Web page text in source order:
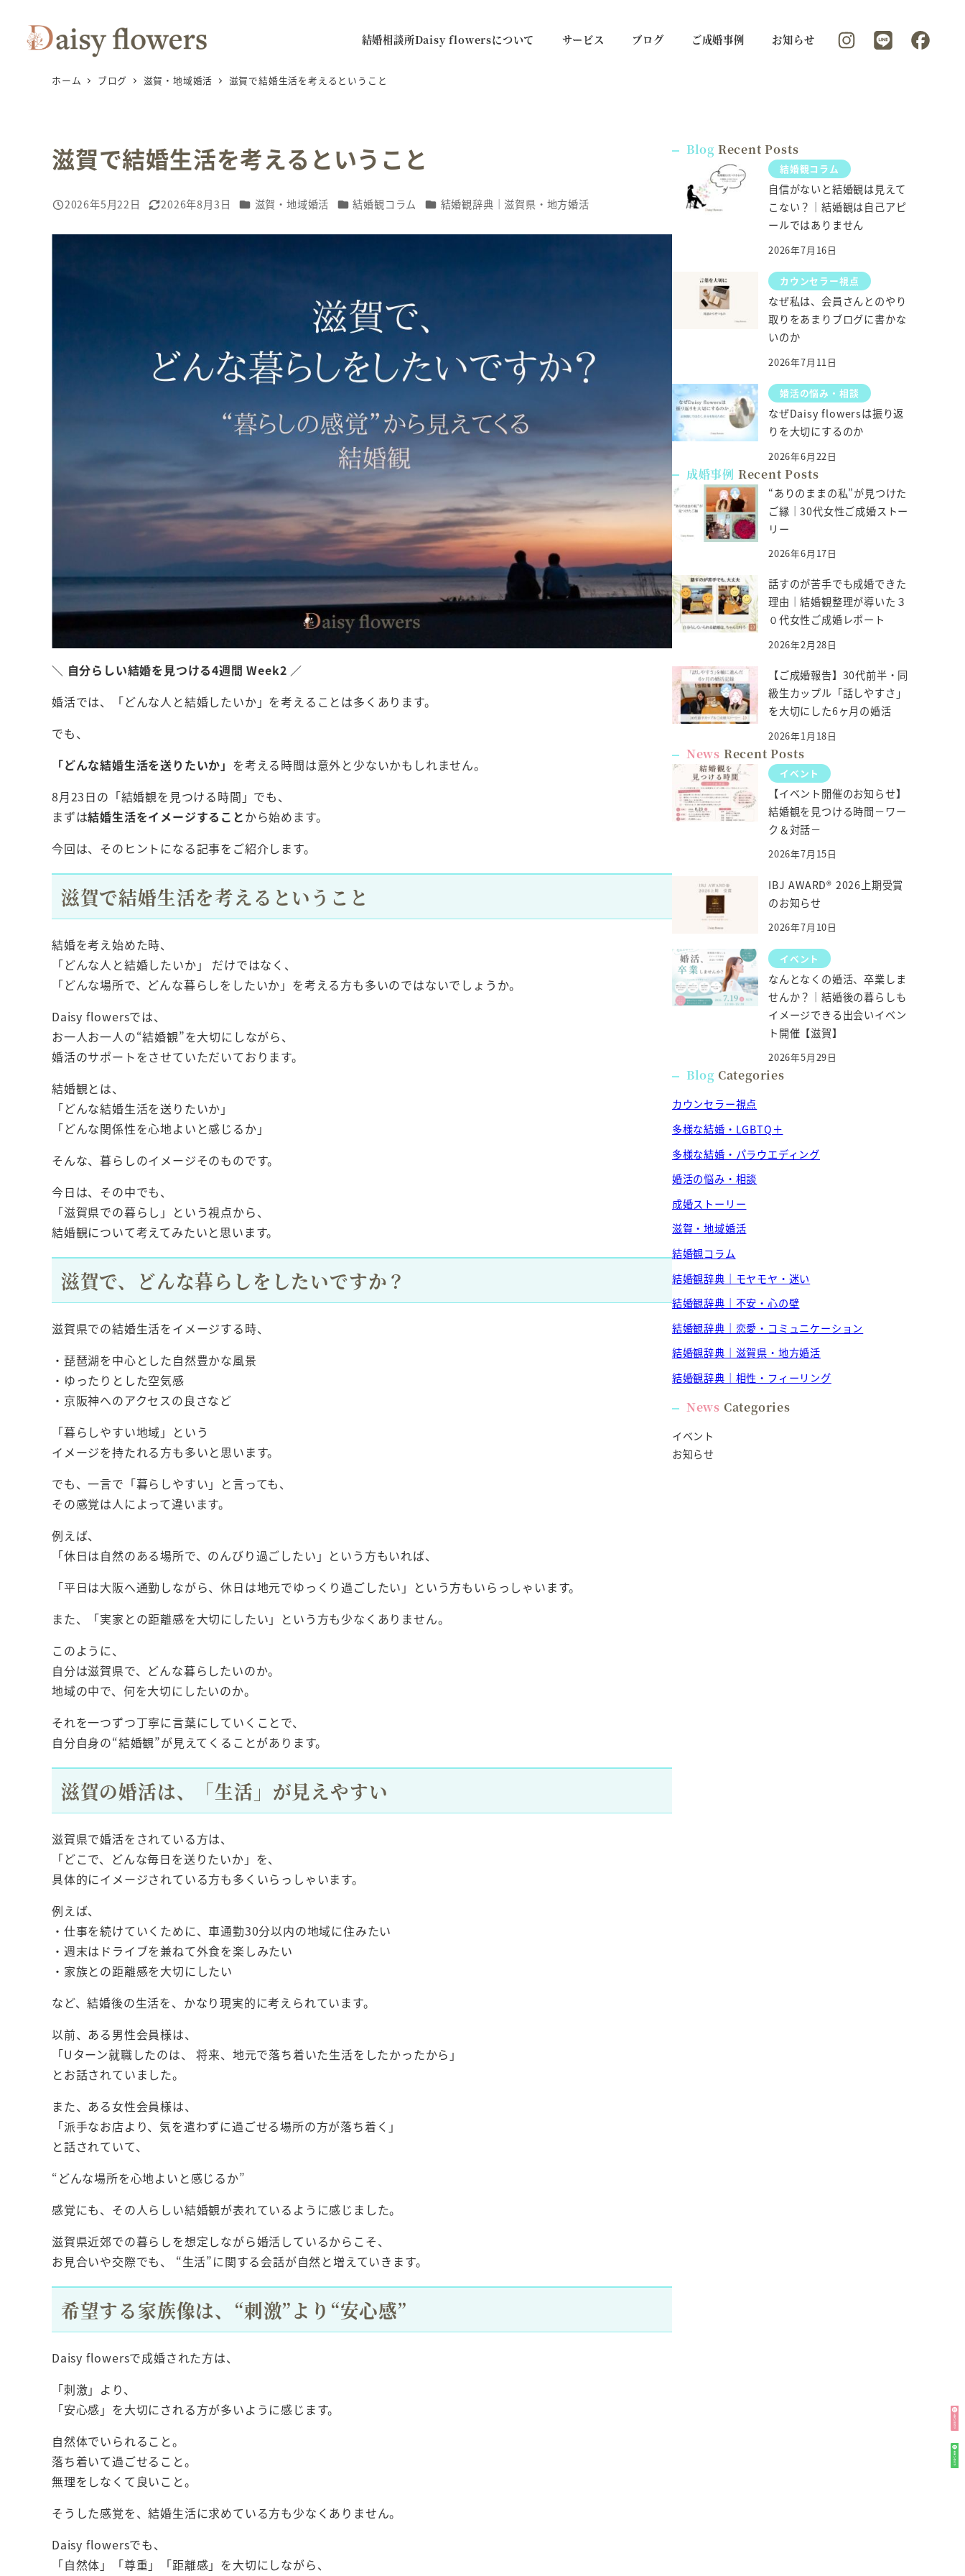
結婚相談所Daisy flowersについて サービス ブログ ご成婚事例 お知らせ
ホーム ブログ 滋賀・地域婚活 滋賀で結婚生活を考えるということ
滋賀で結婚生活を考えるということ
投稿日
2026年5月22日
更新日
2026年8月3日 カテゴリー
滋賀・地域婚活 カテゴリー
結婚観コラム カテゴリー
結婚観辞典｜滋賀県・地方婚活
＼ 自分らしい結婚を見つける4週間 Week2 ／
婚活では、「どんな人と結婚したいか」を考えることは多くあります。
でも、
「どんな結婚生活を送りたいか」 を考える時間は意外と少ないかもしれません。
8月23日の「結婚観を見つける時間」でも、
まずは結婚生活をイメージすることから始めます。
今回は、そのヒントになる記事をご紹介します。
滋賀で結婚生活を考えるということ
結婚を考え始めた時、
「どんな人と結婚したいか」 だけではなく、
「どんな場所で、どんな暮らしをしたいか」を考える方も多いのではないでしょうか。
Daisy flowersでは、
お一人お一人の“結婚観”を大切にしながら、
婚活のサポートをさせていただいております。
結婚観とは、
「どんな結婚生活を送りたいか」
「どんな関係性を心地よいと感じるか」
そんな、暮らしのイメージそのものです。
今日は、その中でも、
「滋賀県での暮らし」という視点から、
結婚観について考えてみたいと思います。
滋賀で、どんな暮らしをしたいですか？
滋賀県での結婚生活をイメージする時、
・琵琶湖を中心とした自然豊かな風景
・ゆったりとした空気感
・京阪神へのアクセスの良さなど
「暮らしやすい地域」という
イメージを持たれる方も多いと思います。
でも、一言で「暮らしやすい」と言っても、
その感覚は人によって違います。
例えば、
「休日は自然のある場所で、のんびり過ごしたい」という方もいれば、
「平日は大阪へ通勤しながら、休日は地元でゆっくり過ごしたい」という方もいらっしゃいます。
また、「実家との距離感を大切にしたい」という方も少なくありません。
このように、
自分は滋賀県で、どんな暮らしたいのか。
地域の中で、何を大切にしたいのか。
それを一つずつ丁寧に言葉にしていくことで、
自分自身の“結婚観”が見えてくることがあります。
滋賀の婚活は、「生活」が見えやすい
滋賀県で婚活をされている方は、
「どこで、どんな毎日を送りたいか」を、
具体的にイメージされている方も多くいらっしゃいます。
例えば、
・仕事を続けていくために、車通勤30分以内の地域に住みたい
・週末はドライブを兼ねて外食を楽しみたい
・家族との距離感を大切にしたい
など、結婚後の生活を、かなり現実的に考えられています。
以前、ある男性会員様は、
「Uターン就職したのは、 将来、地元で落ち着いた生活をしたかったから」
とお話されていました。
また、ある女性会員様は、
「派手なお店より、気を遣わずに過ごせる場所の方が落ち着く」
と話されていて、
“どんな場所を心地よいと感じるか”
感覚にも、その人らしい結婚観が表れているように感じました。
滋賀県近郊での暮らしを想定しながら婚活しているからこそ、
お見合いや交際でも、 “生活”に関する会話が自然と増えていきます。
希望する家族像は、“刺激”より“安心感”
Daisy flowersで成婚された方は、
「刺激」より、
「安心感」を大切にされる方が多いように感じます。
自然体でいられること。
落ち着いて過ごせること。
無理をしなくて良いこと。
そうした感覚を、結婚生活に求めている方も少なくありません。
Daisy flowersでも、
「自然体」「尊重」「距離感」を大切にしながら、
Blog Recent Posts
結婚観コラム
自信がないと結婚観は見えて
こない？｜結婚観は自己アピ
ールではありません
2026年7月16日
カウンセラー視点
なぜ私は、会員さんとのやり
取りをあまりブログに書かな
いのか
2026年7月11日
婚活の悩み・相談
なぜDaisy flowersは振り返
りを大切にするのか
2026年6月22日
成婚事例 Recent Posts
“ありのままの私”が見つけた
ご縁｜30代女性ご成婚ストー
リー
2026年6月17日
話すのが苦手でも成婚できた
理由｜結婚観整理が導いた３
０代女性ご成婚レポート
2026年2月28日
【ご成婚報告】30代前半・同
級生カップル「話しやすさ」
を大切にした6ヶ月の婚活
2026年1月18日
News Recent Posts
イベント
【イベント開催のお知らせ】
結婚観を見つける時間－ワー
ク＆対話－
2026年7月15日
IBJ AWARD® 2026上期受賞
のお知らせ
2026年7月10日
イベント
なんとなくの婚活、卒業しま
せんか？｜結婚後の暮らしも
イメージできる出会いイベン
ト開催【滋賀】
2026年5月29日
Blog Categories
カウンセラー視点
多様な結婚・LGBTQ＋
多様な結婚・パラウエディング
婚活の悩み・相談
成婚ストーリー
滋賀・地域婚活
結婚観コラム
結婚観辞典｜モヤモヤ・迷い
結婚観辞典｜不安・心の壁
結婚観辞典｜恋愛・コミュニケーション
結婚観辞典｜滋賀県・地方婚活
結婚観辞典｜相性・フィーリング
News Categories
イベント
お知らせ